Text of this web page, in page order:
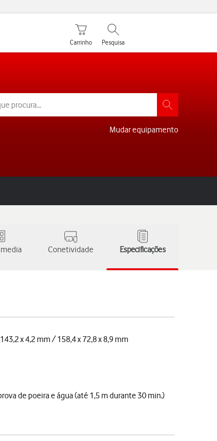
Carrinho de compras
Carrinho
Pesquisar
Pesquisa
Mudar equipamento
Conetividade Especificações
x 4,2 mm / 158,4 x 72,8 x 8,9 mm
de poeira e água (até 1,5 m durante 30 min.)